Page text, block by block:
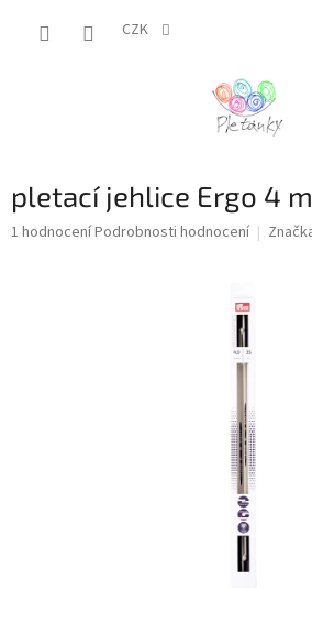
CZK
pletací jehlice Ergo 4
Průměrné
1 hodnoceníPodrobnosti hodnocení